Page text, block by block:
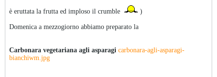
è eruttata la frutta ed imploso il crumble )
Domenica a mezzogiorno abbiamo preparato la
Carbonara vegetariana agli asparagi carbonara-agli-asparagi-
bianchiwm.jpg